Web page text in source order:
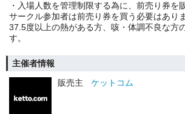
・入場人数を管理制限する為に、前売り券を
サークル参加者は前売り券を買う必要はあり
37.5度以上の熱がある方、咳・体調不良な方
す。
主催者情報
販売主
ケットコム